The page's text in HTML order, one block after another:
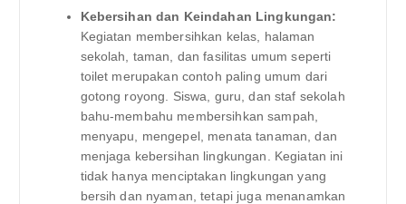
Kebersihan dan Keindahan Lingkungan:
Kegiatan membersihkan kelas, halaman
sekolah, taman, dan fasilitas umum seperti
toilet merupakan contoh paling umum dari
gotong royong. Siswa, guru, dan staf sekolah
bahu-membahu membersihkan sampah,
menyapu, mengepel, menata tanaman, dan
menjaga kebersihan lingkungan. Kegiatan ini
tidak hanya menciptakan lingkungan yang
bersih dan nyaman, tetapi juga menanamkan